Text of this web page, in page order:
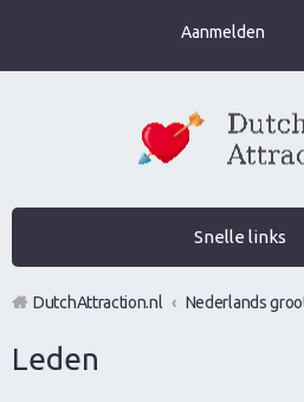
Aanmelden
Snelle links
DutchAttraction.nl
Leden